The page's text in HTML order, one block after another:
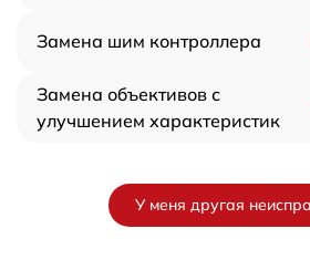
Замена шим контроллера
Замена объективов с
улучшением характеристик
У меня другая